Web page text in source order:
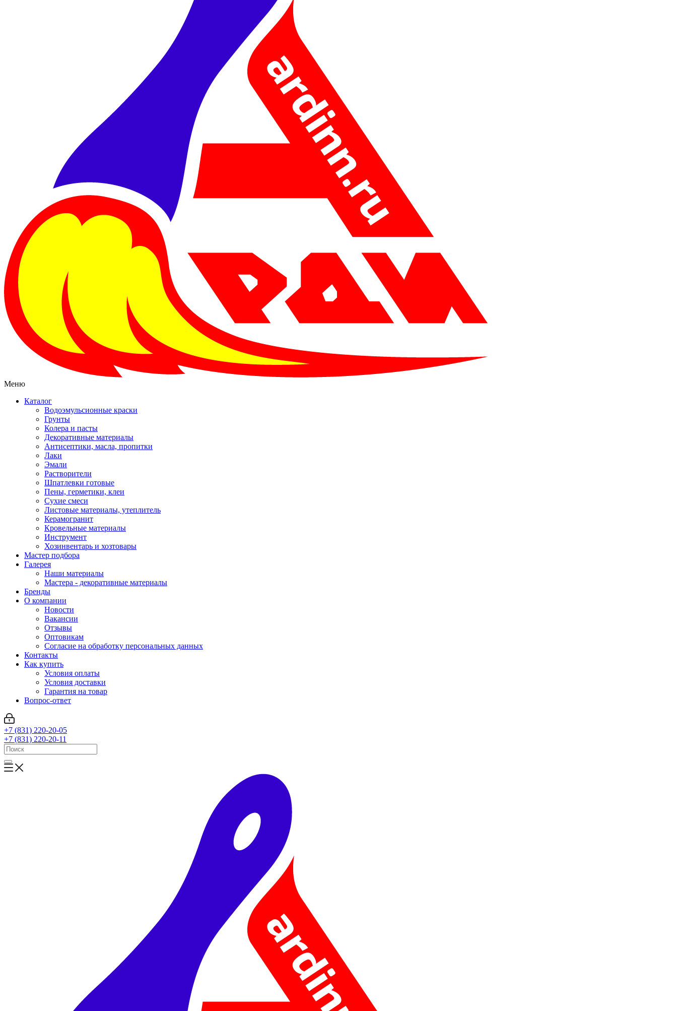
Меню
Каталог
Водоэмульсионные краски
Грунты
Колера и пасты
Декоративные материалы
Антисептики, масла, пропитки
Лаки
Эмали
Растворители
Шпатлевки готовые
Пены, герметики, клеи
Сухие смеси
Листовые материалы, утеплитель
Керамогранит
Кровельные материалы
Инструмент
Хозинвентарь и хозтовары
Мастер подбора
Галерея
Наши материалы
Мастера - декоративные материалы
Бренды
О компании
Новости
Вакансии
Отзывы
Оптовикам
Cогласие на обработку персональных данных
Контакты
Как купить
Условия оплаты
Условия доставки
Гарантия на товар
Вопрос-ответ
+7 (831) 220-20-05
+7 (831) 220-20-11